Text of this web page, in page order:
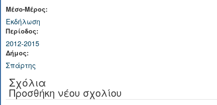
Μέσο-Μέρος:
Εκδήλωση
Περίοδος:
2012-2015
Δήμος:
Σπάρτης
Σχόλια
Προσθήκη νέου σχολίου